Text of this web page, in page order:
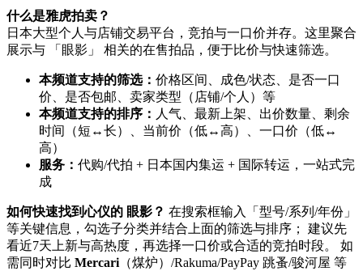
什么是雅虎拍卖？
日本大型个人与店铺交易平台，竞拍与一口价并存。这里聚合
展示与 「眼影」 相关的在售拍品，便于比价与快速筛选。
本频道支持的筛选： 价格区间、成色/状态、是否一口
价、是否包邮、卖家类型（店铺/个人）等
本频道支持的排序： 人气、最新上架、出价数量、剩余
时间（短↔长）、当前价（低↔高）、一口价（低↔
高）
服务： 代购/代拍 + 日本国内集运 + 国际转运，一站式完
成
如何快速找到心仪的 眼影？ 在搜索框输入「型号/系列/年份」
等关键信息，勾选子分类并结合上面的筛选与排序； 建议先
看近7天上新与高热度，再选择一口价或合适的竞拍时段。 如
需同时对比 Mercari （煤炉）/Rakuma/PayPay 跳蚤/骏河屋 等